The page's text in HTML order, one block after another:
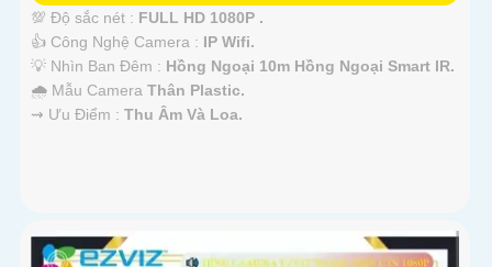
💯 Độ sắc nét : FULL HD 1080P .
👍 Công Nghệ Camera : IP Wifi.
💡 Nhìn Ban Đêm : Hồng Ngoại 10m Hồng Ngoại Smart IR.
🌧️ Mẫu Camera Thân Plastic.
️⇝ Ưu Điểm : Thu Âm Và Loa.